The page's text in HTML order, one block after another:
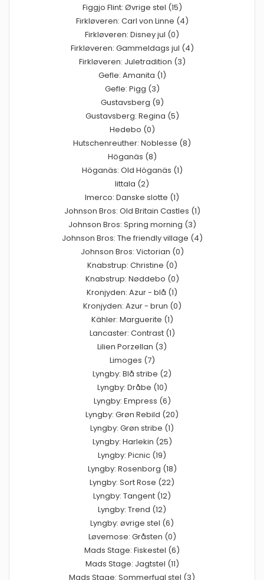
Figgjo Flint: Øvrige stel (15)
Firkløveren: Carl von Linne (4)
Firkløveren: Disney jul (0)
Firkløveren: Gammeldags jul (4)
Firkløveren: Juletradition (3)
Gefle: Amanita (1)
Gefle: Pigg (3)
Gustavsberg (9)
Gustavsberg: Regina (5)
Hedebo (0)
Hutschenreuther: Noblesse (8)
Höganäs (8)
Höganäs: Old Höganäs (1)
Iittala (2)
Imerco: Danske slotte (1)
Johnson Bros: Old Britain Castles (1)
Johnson Bros: Spring morning (3)
Johnson Bros: The friendly village (4)
Johnson Bros: Victorian (0)
Knabstrup: Christine (0)
Knabstrup: Nøddebo (0)
Kronjyden: Azur - blå (1)
Kronjyden: Azur - brun (0)
Kähler: Marguerite (1)
Lancaster: Contrast (1)
Lilien Porzellan (3)
Limoges (7)
Lyngby: Blå stribe (2)
Lyngby: Dråbe (10)
Lyngby: Empress (6)
Lyngby: Grøn Rebild (20)
Lyngby: Grøn stribe (1)
Lyngby: Harlekin (25)
Lyngby: Picnic (19)
Lyngby: Rosenborg (18)
Lyngby: Sort Rose (22)
Lyngby: Tangent (12)
Lyngby: Trend (12)
Lyngby: øvrige stel (6)
Løvemose: Gråsten (0)
Mads Stage: Fiskestel (6)
Mads Stage: Jagtstel (11)
Mads Stage: Sommerfugl stel (3)